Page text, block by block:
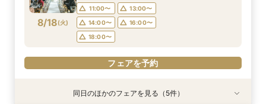
17:00〜
フェアを予約
フェアを予約
フェアを予約
18:00〜
フェアを予約
18:00〜
フェアを予約
18:00〜
フェアを予約
8/18(火)
11:00〜
13:00〜
14:00〜
16:00〜
18:00〜
フェアを予約
特典あり
特典あり
特典あり同日のほかのフェアを見る（5件）